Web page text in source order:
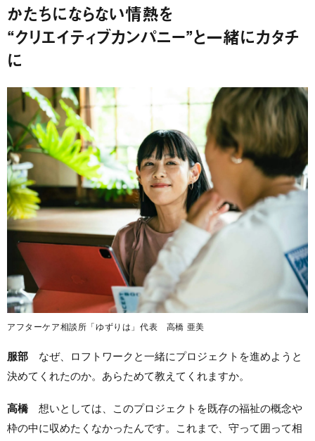
かたちにならない情熱を
“クリエイティブカンパニー”と一緒にカタチ
に
アフターケア相談所「ゆずりは」代表 高橋 亜美
服部 なぜ、ロフトワークと一緒にプロジェクトを進めようと
決めてくれたのか。あらためて教えてくれますか。
高橋 想いとしては、このプロジェクトを既存の福祉の概念や
枠の中に収めたくなかったんです。これまで、守って囲って相